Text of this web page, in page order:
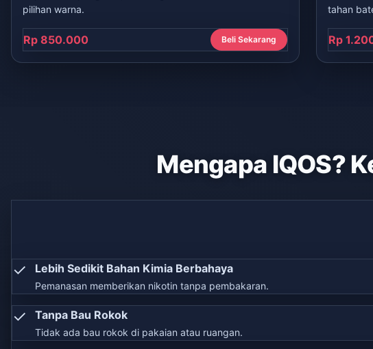
pilihan warna.
Rp 850.000 Beli Sekarang
tahan
Rp
Mengapa IQOS?
✓ Lebih Sedikit Bahan Kimia Berbahaya
Pemanasan memberikan nikotin tanpa pembakaran.
✓ Tanpa Bau Rokok
Tidak ada bau rokok di pakaian atau ruangan.